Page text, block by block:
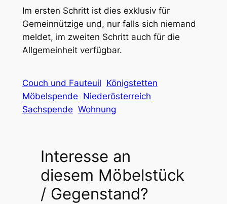
Im ersten Schritt ist dies exklusiv für
Gemeinnützige und, nur falls sich niemand
meldet, im zweiten Schritt auch für die
Allgemeinheit verfügbar.
Couch und Fauteuil Königstetten
Möbelspende Niederösterreich
Sachspende Wohnung
Interesse an
diesem Möbelstück
/ Gegenstand?